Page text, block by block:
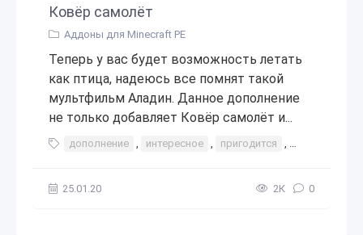
Ковёр самолёт
Аддоны для Minecraft PE
Теперь у вас будет возможность летать
как птица, надеюсь все помнят такой
мультфильм Аладин. Данное дополнение
не только добавляет Ковёр самолёт и...
дополнение , интересное , пригодится , летать
25.01.20 2К 0